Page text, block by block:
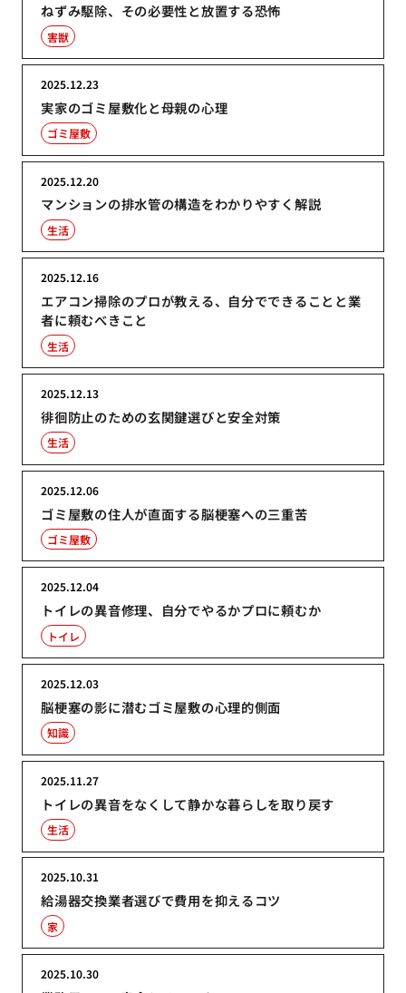
ねずみ駆除、その必要性と放置する恐怖
害獣
実家のゴミ屋敷化と母親の心理
2025.12.23
ゴミ屋敷
マンションの排水管の構造をわかりやすく解説
2025.12.20
生活
エアコン掃除のプロが教える、自分でできることと業
者に頼むべきこと
2025.12.16
生活
徘徊防止のための玄関鍵選びと安全対策
2025.12.13
生活
ゴミ屋敷の住人が直面する脳梗塞への三重苦
2025.12.06
ゴミ屋敷
トイレの異音修理、自分でやるかプロに頼むか
2025.12.04
トイレ
脳梗塞の影に潜むゴミ屋敷の心理的側面
2025.12.03
知識
トイレの異音をなくして静かな暮らしを取り戻す
2025.11.27
生活
給湯器交換業者選びで費用を抑えるコツ
2025.10.31
家
2025.10.30